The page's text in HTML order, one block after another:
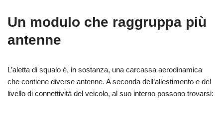
Un modulo che raggruppa più
antenne
L’aletta di squalo è, in sostanza, una carcassa aerodinamica
che contiene diverse antenne. A seconda dell’allestimento e del
livello di connettività del veicolo, al suo interno possono trovarsi: